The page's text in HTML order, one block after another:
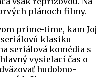
plánoch filmy.
prime-time, kam Joj
klasiku
seriálová komédia s
vysielací čas o
hudobno-